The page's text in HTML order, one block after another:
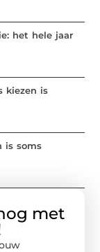
het hele jaar
kiezen is
is soms
met